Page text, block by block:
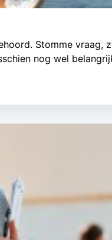
Stomme
nog wel